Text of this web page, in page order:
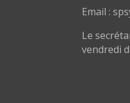
Email :
Le
vendredi